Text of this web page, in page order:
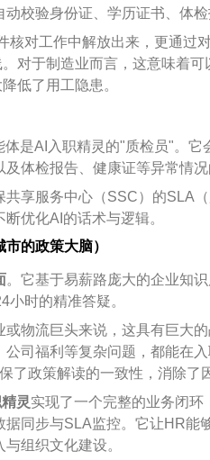
校验身份证、学历证书、体
核对工作中解放出来，更通过
对于制造业而言，这意味着
低了用工隐患。
是AI入职精灵的"质检员"。
体检报告、健康证等异常情况
享服务中心（SSC）的SLA
优化AI的话术与逻辑。
的政策大脑）
。它基于易薪路庞大的企业知
时的精准答疑。
物流巨头来说，这具有巨大
司福利等复杂问题，都能在
了政策解读的一致性，消除了
灵实现了一个完整的业务闭
同步与SLA监控。它让HR能
组织文化建设。